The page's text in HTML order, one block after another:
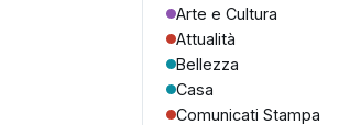
Arte e Cultura
Attualità
Bellezza
Casa
Comunicati Stampa